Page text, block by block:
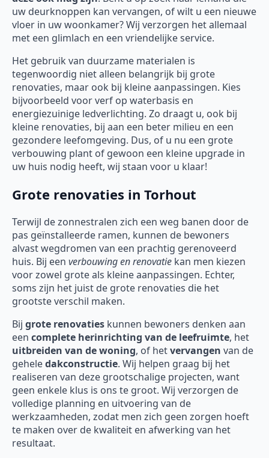
uw deurknoppen kan vervangen, of wilt u een nieuwe
vloer in uw woonkamer? Wij verzorgen het allemaal
met een glimlach en een vriendelijke service.
Het gebruik van duurzame materialen is
tegenwoordig niet alleen belangrijk bij grote
renovaties, maar ook bij kleine aanpassingen. Kies
bijvoorbeeld voor verf op waterbasis en
energiezuinige ledverlichting. Zo draagt u, ook bij
kleine renovaties, bij aan een beter milieu en een
gezondere leefomgeving. Dus, of u nu een grote
verbouwing plant of gewoon een kleine upgrade in
uw huis nodig heeft, wij staan voor u klaar!
Grote renovaties in Torhout
Terwijl de zonnestralen zich een weg banen door de
pas geïnstalleerde ramen, kunnen de bewoners
alvast wegdromen van een prachtig gerenoveerd
huis. Bij een verbouwing en renovatie kan men kiezen
voor zowel grote als kleine aanpassingen. Echter,
soms zijn het juist de grote renovaties die het
grootste verschil maken.
Bij grote renovaties kunnen bewoners denken aan
een complete herinrichting van de leefruimte, het
uitbreiden van de woning, of hetvervangen van de
geheledakconstructie. Wij helpen graag bij het
realiseren van deze grootschalige projecten, want
geen enkele klus is ons te groot. Wij verzorgen de
volledige planning en uitvoering van de
werkzaamheden, zodat men zich geen zorgen hoeft
te maken over de kwaliteit en afwerking van het
resultaat.